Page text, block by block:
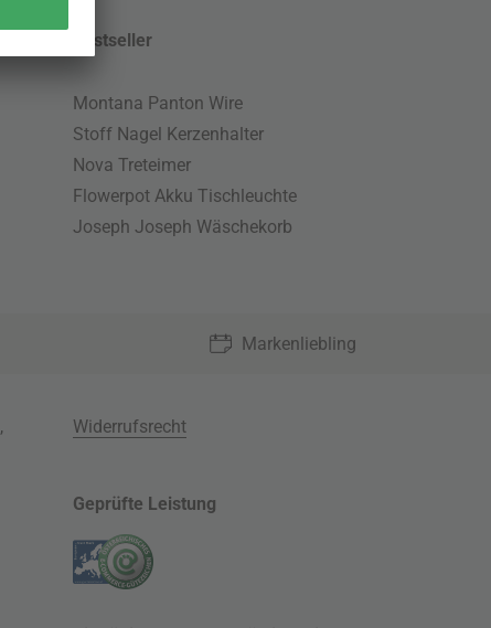
Bestseller
Montana Panton Wire
Stoff Nagel Kerzenhalter
Nova Treteimer
Flowerpot Akku Tischleuchte
Joseph Joseph Wäschekorb
Markenliebling
,
Widerrufsrecht
Geprüfte Leistung